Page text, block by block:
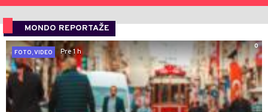
MONDO REPORTAŽE
0
FOTO, VIDEO
Pre 1 h